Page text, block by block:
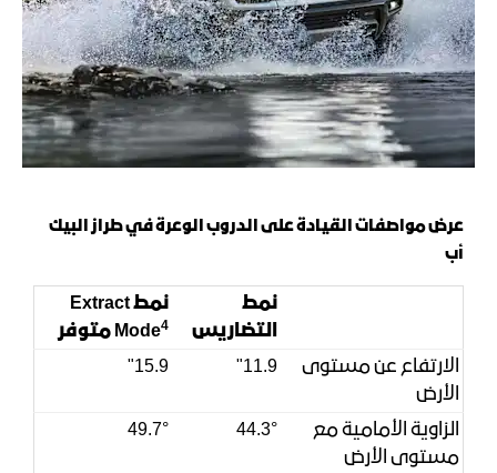
عرضمواصفات القيادة على الدروب الوعرة في طراز البيك
أب
نمط
التضاريس
نمط Extract
Mode4
متوفر
الارتفاع عن مستوى
الأرض
11.9"
15.9"
الزاوية الأمامية مع
مستوى الأرض
44.3°
49.7°